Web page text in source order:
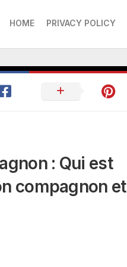
HOME PRIVACY POLICY
: Qui est
compagnon et